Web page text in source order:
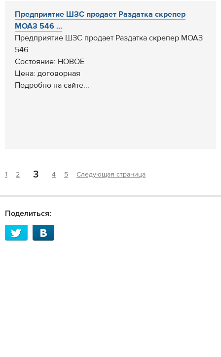
Предприятие ШЗС продает Раздатка скрепер
МОАЗ 546 ...
Предприятие ШЗС продает Раздатка скрепер МОАЗ
546
Состояние: НОВОЕ
Цена: договорная
Подробно на сайте...
1 2 3 4 5 Следующая страница
Поделиться: